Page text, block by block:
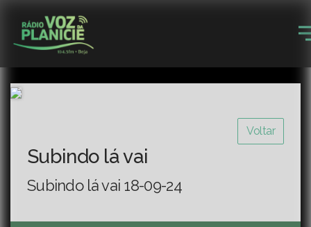
Voltar
Subindo lá vai
Subindo lá vai 18-09-24